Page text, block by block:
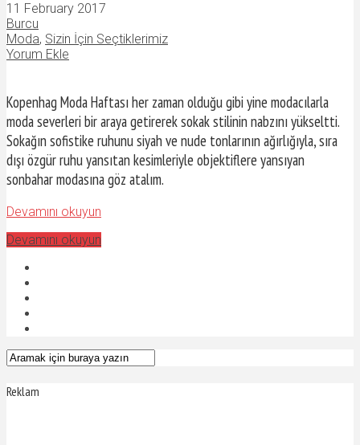
11 February 2017
Burcu
Moda, Sizin İçin Seçtiklerimiz
Yorum Ekle
Kopenhag Moda Haftası her zaman olduğu gibi yine modacılarla
moda severleri bir araya getirerek sokak stilinin nabzını yükseltti.
Sokağın sofistike ruhunu siyah ve nude tonlarının ağırlığıyla, sıra
dışı özgür ruhu yansıtan kesimleriyle objektiflere yansıyan
sonbahar modasına göz atalım.
Devamını okuyun
Devamını okuyun
Reklam